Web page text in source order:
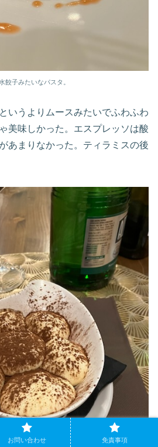
餃子みたいなパスタ。
いうよりムースみたいでふわふわ
美味しかった。エスプレッソは酸
あまりなかった。ティラミスの後
お問い合わせ 免責事項